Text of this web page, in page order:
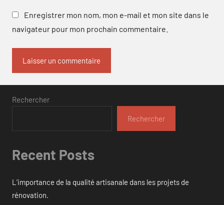
Enregistrer mon nom, mon e-mail et mon site dans le
navigateur pour mon prochain commentaire.
Rechercher
Rechercher
Recent Posts
L’importance de la qualité artisanale dans les projets de
rénovation.